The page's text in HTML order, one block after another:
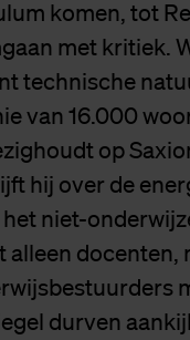
komen, tot
met kritiek.
technische
van 16.000
op
hij over de
het niet-
alleen docenten,
durven